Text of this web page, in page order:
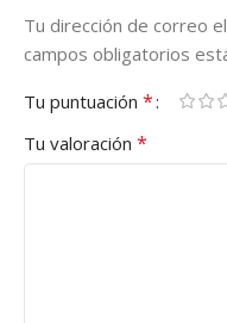
Tu dirección de correo
campos obligatorios
Tu puntuación *
Tu valoración *